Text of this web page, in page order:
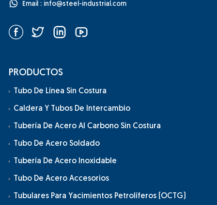
Email : info@steel-industrial.com
PRODUCTOS
Tubo De Línea Sin Costura
Caldera Y Tubos De Intercambio
Tubería De Acero Al Carbono Sin Costura
Tubo De Acero Soldado
Tubería De Acero Inoxidable
Tubo De Acero Accesorios
Tubulares Para Yacimientos Petrolíferos (OCTG)